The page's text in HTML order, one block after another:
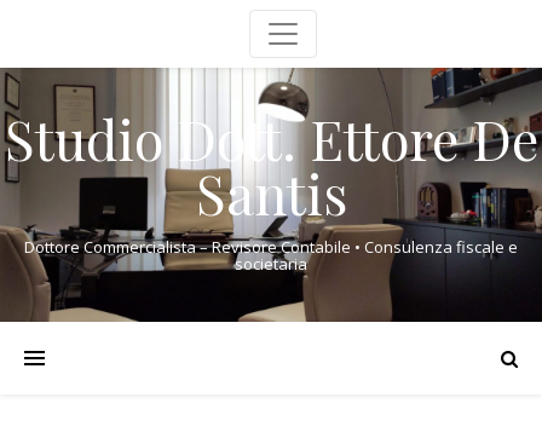
Studio Dott. Ettore De
Santis
Dottore Commercialista – Revisore Contabile • Consulenza fiscale e
societaria